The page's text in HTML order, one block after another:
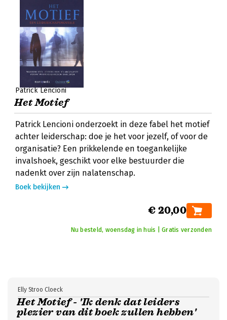
Patrick Lencioni
Het Motief
Patrick Lencioni onderzoekt in deze fabel het motief
achter leiderschap: doe je het voor jezelf, of voor de
organisatie? Een prikkelende en toegankelijke
invalshoek, geschikt voor elke bestuurder die
nadenkt over zijn nalatenschap.
Boek bekijken
€ 20,00
Nu besteld, woensdag in huis | Gratis verzonden
Het Motief - 'Ik denk dat leiders
plezier van dit boek zullen hebben'
Elly Stroo Cloeck